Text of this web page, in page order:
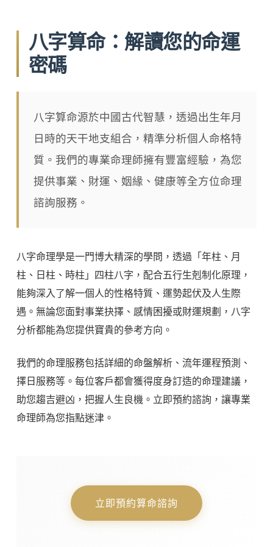
八字算命：解讀您的命運
密碼
八字算命源於中國古代智慧，透過出生年月
日時的天干地支組合，精準分析個人命格特
質。我們的專業命理師擁有豐富經驗，為您
提供事業、財運、姻緣、健康等全方位命理
諮詢服務。
八字命理學是一門博大精深的學問，透過「年柱、月
柱、日柱、時柱」四柱八字，配合五行生剋制化原理，
能夠深入了解一個人的性格特質、運勢起伏及人生際
遇。無論您面對事業抉擇、感情困擾或財運規劃，八字
分析都能為您提供寶貴的參考方向。
我們的命理服務包括詳細的命盤解析、流年運程預測、
擇日服務等。每位客戶都會獲得度身訂造的命理建議，
助您趨吉避凶，把握人生良機。立即預約諮詢，讓專業
命理師為您指點迷津。
立即預約算命諮詢